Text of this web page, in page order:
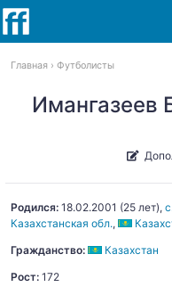
Главная Футболисты
Имангазеев
Родился: 18.02.2001 (25 лет),
Казахстанская обл.,
Гражданство:
Казахстан
Рост: 172